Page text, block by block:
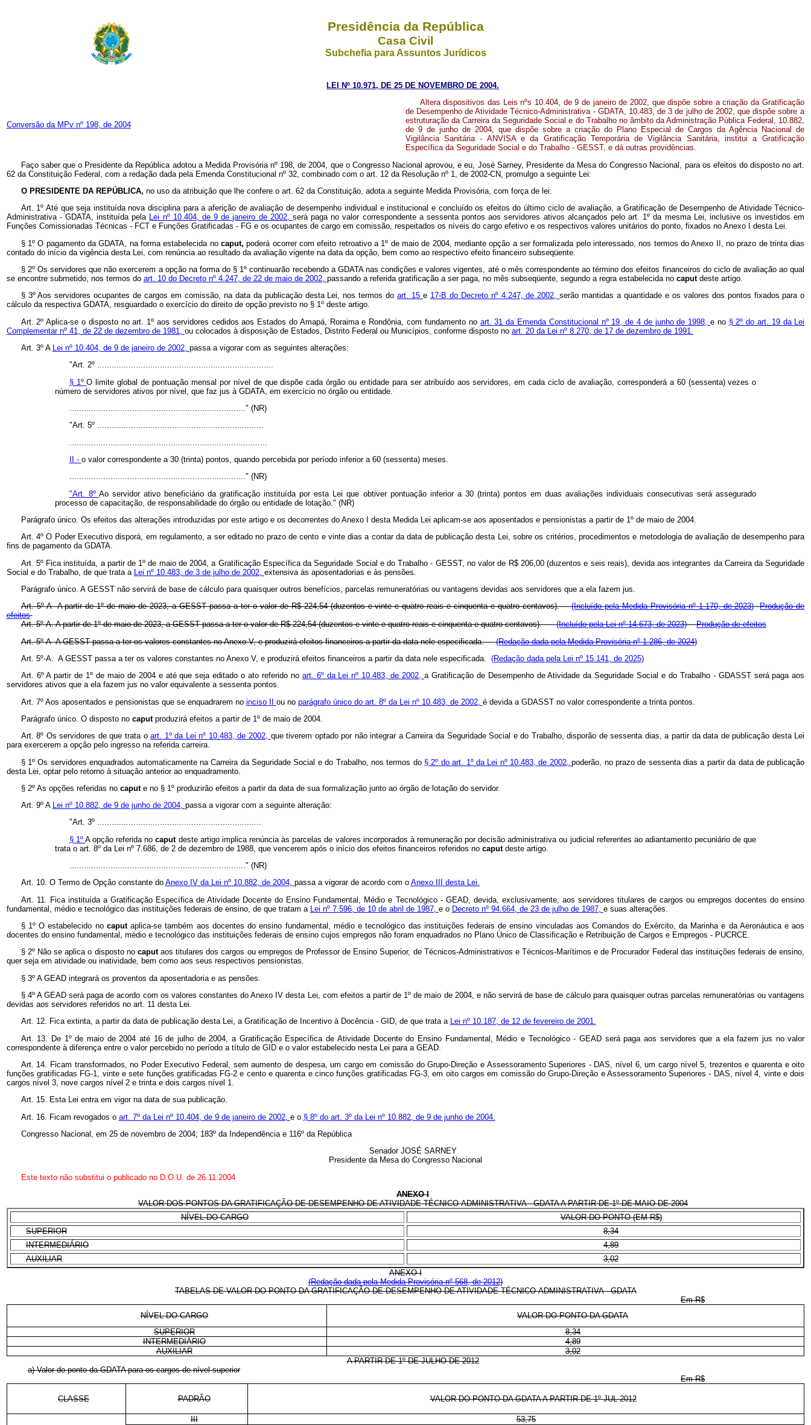
Presidência da República
Casa Civil
Subchefia para Assuntos Jurídicos
LEI Nº 10.971, DE 25 DE NOVEMBRO DE 2004.
Conversão da MPv nº 198, de 2004
Altera dispositivos das Leis nºs 10.404, de 9 de janeiro de 2002, que dispõe sobre a criação da Gratificação
de Desempenho de Atividade Técnico-Administrativa - GDATA, 10.483, de 3 de julho de 2002, que dispõe sobre a
estruturação da Carreira da Seguridade Social e do Trabalho no âmbito da Administração Pública Federal, 10.882,
de 9 de junho de 2004, que dispõe sobre a criação do Plano Especial de Cargos da Agência Nacional de
Vigilância Sanitária - ANVISA e da Gratificação Temporária de Vigilância Sanitária, institui a Gratificação
Específica da Seguridade Social e do Trabalho - GESST, e dá outras providências.
Faço saber que o Presidente da República adotou a Medida Provisória nº 198, de 2004, que o Congresso Nacional aprovou, e eu, José Sarney, Presidente da Mesa do Congresso Nacional, para os efeitos do disposto no art.
62 da Constituição Federal, com a redação dada pela Emenda Constitucional nº 32, combinado com o art. 12 da Resolução nº 1, de 2002-CN, promulgo a seguinte Lei:
O PRESIDENTE DA REPÚBLICA, no uso da atribuição que lhe confere o art. 62 da Constituição, adota a seguinte Medida Provisória, com força de lei:
Art. 1º Até que seja instituída nova disciplina para a aferição de avaliação de desempenho individual e institucional e concluído os efeitos do último ciclo de avaliação, a Gratificação de Desempenho de Atividade Técnico-
Administrativa - GDATA, instituída pela Lei nº 10.404, de 9 de janeiro de 2002, será paga no valor correspondente a sessenta pontos aos servidores ativos alcançados pelo art. 1ºda mesma Lei, inclusive os investidos em
Funções Comissionadas Técnicas - FCT e Funções Gratificadas - FG e os ocupantes de cargo em comissão, respeitados os níveis do cargo efetivo e os respectivos valores unitários do ponto, fixados no Anexo I desta Lei.
§ 1º O pagamento da GDATA, na forma estabelecida no caput,poderá ocorrer com efeito retroativo a 1º de maio de 2004, mediante opção a ser formalizada pelo interessado, nos termos do Anexo II, no prazo de trinta dias
contado do início da vigência desta Lei, com renúncia ao resultado da avaliação vigente na data da opção, bem como ao respectivo efeito financeiro subseqüente.
§ 2º Os servidores que não exercerem a opção na forma do § 1º continuarão recebendo a GDATA nas condições e valores vigentes, até o mês correspondente ao término dos efeitos financeiros do ciclo de avaliação ao qual
se encontre submetido, nos termos do art. 10 do Decreto nº 4.247, de 22 de maio de 2002, passando a referida gratificação a ser paga, no mês subseqüente, segundo a regra estabelecida no caput deste artigo.
§ 3º Aos servidores ocupantes de cargos em comissão, na data da publicação desta Lei, nos termos doart. 15 e 17-B do Decreto nº 4.247, de 2002,serão mantidas a quantidade e os valores dos pontos fixados para o
cálculo da respectiva GDATA, resguardado o exercício do direito de opção previsto no § 1º deste artigo.
Art. 2º Aplica-se o disposto no art. 1º aos servidores cedidos aos Estados do Amapá, Roraima e Rondônia, com fundamento no art. 31 da Emenda Constitucional nº 19, de 4 de junho de 1998, e no § 2º do art. 19 da Lei
Complementar nº 41, de 22 de dezembro de 1981, ou colocados à disposição de Estados, Distrito Federal ou Municípios, conforme disposto no art. 20 da Lei nº 8.270, de 17 de dezembro de 1991.
Art. 3º A
Lei nº 10.404, de 9 de janeiro de 2002, passa a vigorar com as seguintes alterações:
"Art. 2º .........................................................................
§ 1ºO limite global de pontuação mensal por nível de que dispõe cada órgão ou entidade para ser atribuído aos servidores, em cada ciclo de avaliação, corresponderá a 60 (sessenta) vezes o
número de servidores ativos por nível, que faz jus à GDATA, em exercício no órgão ou entidade.
........................................................................." (NR)
"Art. 5º .....................................................................
II - o valor correspondente a 30 (trinta) pontos, quando percebida por período inferior a 60 (sessenta) meses.
........................................................................." (NR)
"Art. 8º Ao servidor ativo beneficiário da gratificação instituída por esta Lei que obtiver pontuação inferior a 30 (trinta) pontos em duas avaliações individuais consecutivas será assegurado
processo de capacitação, de responsabilidade do órgão ou entidade de lotação." (NR)
Parágrafo único. Os efeitos das alterações introduzidas por este artigo e os decorrentes do Anexo I desta Medida Lei aplicam-se aos aposentados e pensionistas a partir de 1º de maio de 2004.
Art. 4º O Poder Executivo disporá, em regulamento, a ser editado no prazo de cento e vinte dias a contar da data de publicação desta Lei, sobre os critérios, procedimentos e metodologia de avaliação de desempenho para
fins de pagamento da GDATA.
Art. 5º Fica instituída, a partir de 1º de maio de 2004, a Gratificação Específica da Seguridade Social e do Trabalho - GESST, no valor de R$ 206,00 (duzentos e seis reais), devida aos integrantes da Carreira da Seguridade
Social e do Trabalho, de que trata a Lei nº 10.483, de 3 de julho de 2002, extensiva às aposentadorias e às pensões.
Parágrafo único. A GESST não servirá de base de cálculo para quaisquer outros benefícios, parcelas remuneratórias ou vantagens devidas aos servidores que a ela fazem jus.
Art. 5º-A A partir de 1º de maio de 2023, a GESST passa a ter o valor de R$ 224,54 (duzentos e vinte e quatro reais e cinquenta e quatro centavos).(Incluído pela Medida Provisória nº 1.170, de 2023)
Produção de
efeitos
Art. 5º-A.A partir de 1º de maio de 2023, a GESST passa a ter o valor de R$ 224,54 (duzentos e vinte e quatro reais e cinquenta e quatro centavos).(Incluído pela Lei nº 14.673, de 2023)
Produção de efeitos
Art. 5º-A A GESST passa a ter os valores constantes no Anexo V, e produzirá efeitos financeiros a partir da data nele especificada.(Redação dada pela Medida Provisória nº 1.286, de 2024)
Art. 5º-A. A GESST passa a ter os valores constantes no Anexo V, e produzirá efeitos financeiros a partir da data nele especificada. (Redação dada pela Lei nº 15.141, de 2025)
Art. 6º A partir de 1º de maio de 2004 e até que seja editado o ato referido no art. 6º da Lei nº 10.483, de 2002, a Gratificação de Desempenho de Atividade da Seguridade Social e do Trabalho - GDASST será paga aos
servidores ativos que a ela fazem jus no valor equivalente a sessenta pontos.
Art. 7º Aos aposentados e pensionistas que se enquadrarem no inciso II ou no parágrafo único do art. 8º da Lei nº 10.483, de 2002, é devida a GDASST no valor correspondente a trinta pontos.
Parágrafo único. O disposto no caput produzirá efeitos a partir de 1º de maio de 2004.
Art. 8º Os servidores de que trata oart. 1º da Lei nº 10.483, de 2002, que tiverem optado por não integrar a Carreira da Seguridade Social e do Trabalho, disporão de sessenta dias, a partir da data de publicação desta Lei
para exercerem a opção pelo ingresso na referida carreira.
§ 1º Os servidores enquadrados automaticamente na Carreira da Seguridade Social e do Trabalho, nos termos do § 2º do art. 1º da Lei nº 10.483, de 2002,poderão, no prazo de sessenta dias a partir da data de publicação
desta Lei, optar pelo retorno à situação anterior ao enquadramento.
§ 2º As opções referidas no caput e no § 1º produzirão efeitos a partir da data de sua formalização junto ao órgão de lotação do servidor.
Art. 9º A Lei nº 10.882, de 9 de junho de 2004, passa a vigorar com a seguinte alteração:
"Art. 3º ....................................................................
§ 1º A opção referida nocaput deste artigo implica renúncia às parcelas de valores incorporados à remuneração por decisão administrativa ou judicial referentes ao adiantamento pecuniário de que
trata o art. 8º da Lei nº 7.686, de 2 de dezembro de 1988, que vencerem após o início dos efeitos financeiros referidos no caput deste artigo.
........................................................................." (NR)
Art. 10. O Termo de Opção constante do Anexo IV da Lei nº 10.882, de 2004, passa a vigorar de acordo com o Anexo III desta Lei.
Art. 11. Fica instituída a Gratificação Específica de Atividade Docente do Ensino Fundamental, Médio e Tecnológico - GEAD, devida, exclusivamente, aos servidores titulares de cargos ou empregos docentes do ensino
fundamental, médio e tecnológico das instituições federais de ensino, de que tratam a
Lei nº 7.596, de 10 de abril de 1987, e o Decreto nº 94.664, de 23 de julho de 1987, e suas alterações.
§ 1º O estabelecido no caputaplica-se também aos docentes do ensino fundamental, médio e tecnológico das instituições federais de ensino vinculadas aos Comandos do Exército, da Marinha e da Aeronáutica e aos
docentes do ensino fundamental, médio e tecnológico das instituições federais de ensino cujos empregos não foram enquadrados no Plano Único de Classificação e Retribuição de Cargos e Empregos - PUCRCE.
§ 2º Não se aplica o disposto no caput aos titulares dos cargos ou empregos de Professor de Ensino Superior, de Técnicos-Administrativos e Técnicos-Marítimos e de Procurador Federal das instituições federais de ensino,
quer seja em atividade ou inatividade, bem como aos seus respectivos pensionistas.
§ 3º A GEAD integrará os proventos da aposentadoria e as pensões.
§ 4º A GEAD será paga de acordo com os valores constantes do Anexo IV desta Lei, com efeitos a partir de 1ºde maio de 2004, e não servirá de base de cálculo para quaisquer outras parcelas remuneratórias ou vantagens
devidas aos servidores referidos no art. 11 desta Lei.
Art. 12. Fica extinta, a partir da data de publicação desta Lei, a Gratificação de Incentivo à Docência - GID, de que trata a Lei nº 10.187, de 12 de fevereiro de 2001.
Art. 13. De 1º de maio de 2004 até 16 de julho de 2004, a Gratificação Específica de Atividade Docente do Ensino Fundamental, Médio e Tecnológico - GEAD será paga aos servidores que a ela fazem jus no valor
correspondente à diferença entre o valor percebido no período a título de GID e o valor estabelecido nesta Lei para a GEAD.
Art. 14. Ficam transformados, no Poder Executivo Federal, sem aumento de despesa, um cargo em comissão do Grupo-Direção e Assessoramento Superiores - DAS, nível 6, um cargo nível 5, trezentos e quarenta e oito
funções gratificadas FG-1, vinte e sete funções gratificadas FG-2 e cento e quarenta e cinco funções gratificadas FG-3, em oito cargos em comissão do Grupo-Direção e Assessoramento Superiores - DAS, nível 4, vinte e dois
cargos nível 3, nove cargos nível 2 e trinta e dois cargos nível 1.
Art. 15. Esta Lei entra em vigor na data de sua publicação.
Art. 16. Ficam revogados o art. 7º da Lei nº 10.404, de 9 de janeiro de 2002, e o § 8º do art. 3º da Lei nº 10.882, de 9 de junho de 2004.
Congresso Nacional, em 25 de novembro de 2004; 183º da Independência e 116º da República
Senador JOSÉ SARNEY
Presidente da Mesa do Congresso Nacional
Este texto não substitui o publicado no D.O.U. de 26.11.2004
ANEXO I
VALOR DOS PONTOS DA GRATIFICAÇÃO DE DESEMPENHO DE ATIVIDADE TÉCNICO-ADMINISTRATIVA - GDATA A PARTIR DE 1º DE MAIO DE 2004
NÍVEL DO CARGO
VALOR DO PONTO (EM R$)
SUPERIOR
8,34
INTERMEDIÁRIO
4,89
AUXILIAR
3,02
ANEXO I
(Redação dada pela Medida Provisória nº 568, de 2012)
TABELAS DE VALOR DO PONTO DA GRATIFICAÇÃO DE DESEMPENHO DE ATIVIDADE TÉCNICO-ADMINISTRATIVA - GDATA
Em R$
NÍVEL DO CARGO
VALOR DO PONTO DA GDATA
SUPERIOR
8,34
INTERMEDIÁRIO
4,89
AUXILIAR
3,02
A PARTIR DE 1º DE JULHO DE 2012
a) Valor do ponto da GDATA para os cargos de nível superior
Em R$
CLASSE PADRÃO VALOR DO PONTO DA GDATA A PARTIR DE 1º JUL 2012
III
53,75